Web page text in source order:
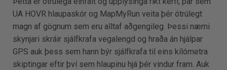
UA HOVR hlaupaskór og MapMyRun veita þér ótrúlegt
magn af gögnum sem eru alltaf aðgengileg. Þessi næmi
skynjari skráir sjálfkrafa vegalengd og hraða án hjálpar
GPS auk þess sem hann býr sjálfkrafa til eins kílómetra
skiptingar eftir því sem hlaupinu hjá þér vindur fram. Auk